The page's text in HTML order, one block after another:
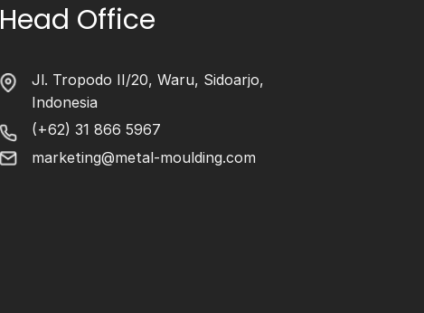
Head Office
Jl. Tropodo II/20, Waru, Sidoarjo,
Indonesia
(+62) 31 866 5967
marketing@metal-moulding.com